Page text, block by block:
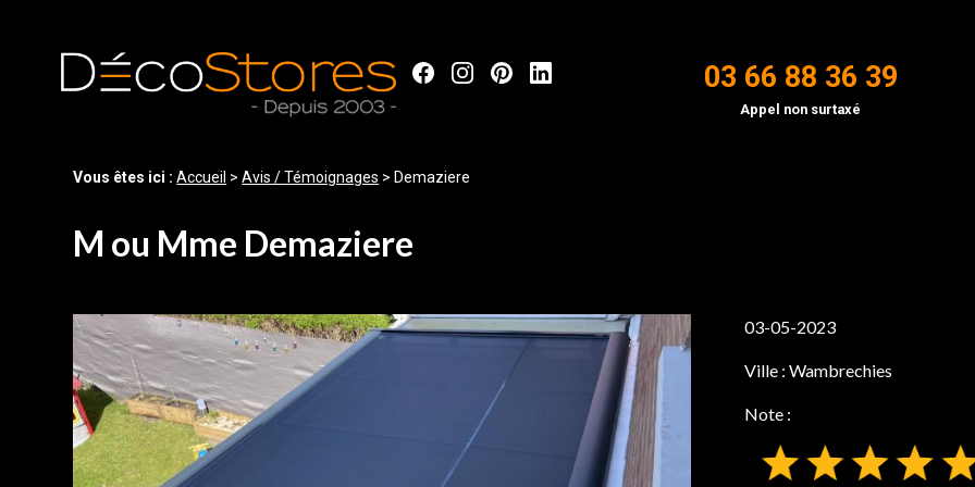
03 66 88 36 39
Appel non surtaxé
Vous êtes ici :Accueil >Avis / Témoignages > Demaziere
M ou Mme Demaziere
03-05-2023
Ville : Wambrechies
Note :